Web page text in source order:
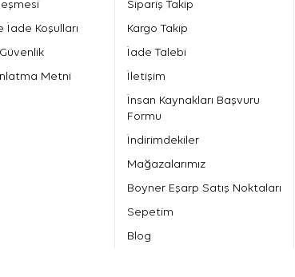
İade Koşulları
Metni
Sipariş Takip
Kargo Takip
İade Talebi
İletişim
İnsan Kaynakları Başvuru
Formu
İndirimdekiler
Mağazalarımız
Boyner Eşarp Satış Noktaları
Sepetim
Blog